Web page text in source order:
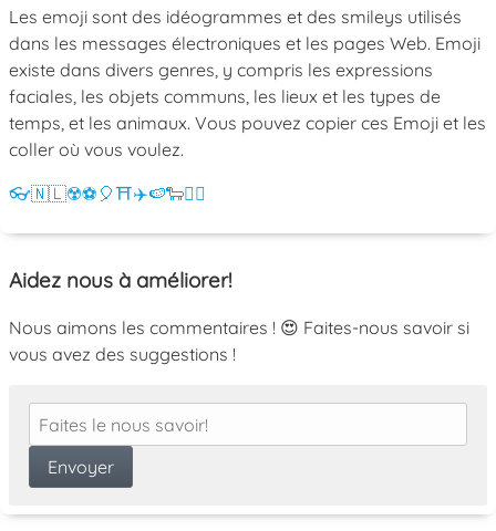
Les emoji sont des idéogrammes et des smileys utilisés
dans les messages électroniques et les pages Web. Emoji
existe dans divers genres, y compris les expressions
faciales, les objets communs, les lieux et les types de
temps, et les animaux. Vous pouvez copier ces Emoji et les
coller où vous voulez.
👓🇳🇱☢️⚽ 🎈⛩️✈️🍉🐑💁‍♀️
Aidez nous à améliorer!
Nous aimons les commentaires ! 😍 Faites-nous savoir si
vous avez des suggestions !